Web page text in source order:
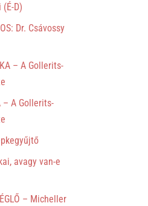
D)
Dr. Csávossy
– A Gollerits-
– A Gollerits-
avagy van-e
– Micheller